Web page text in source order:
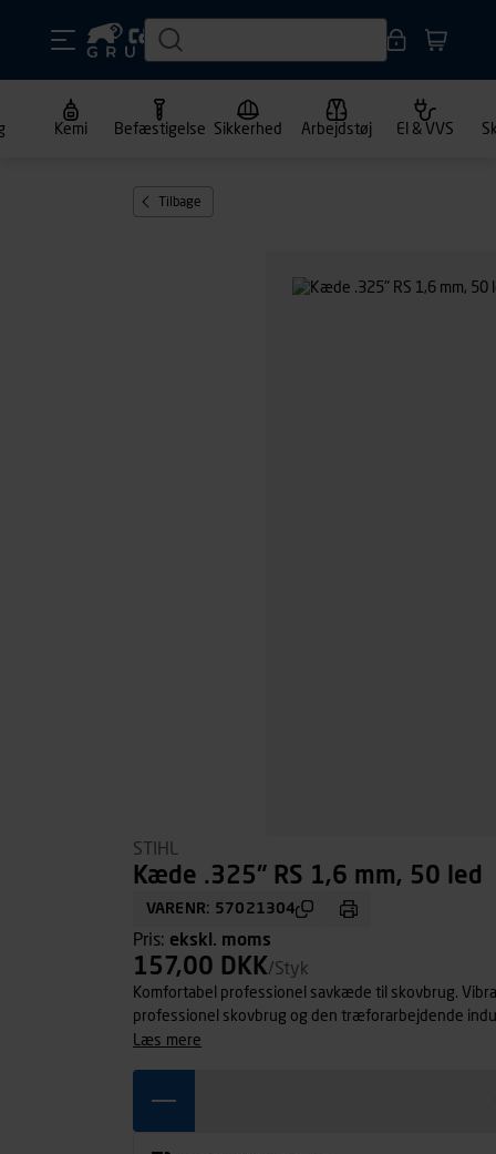
Kemi Befæstigelse Sikkerhed Arbejdstøj El & VVS
Tilbage
STIHL
Kæde .325" RS 1,6 mm, 50 led
VARENR: 57021304
Pris: ekskl. moms
157,00 DKK/Styk
Komfortabel professionel savkæde til skovbrug.
professionel skovbrug og den træforarbejdende
Høj skærekvalitet og lav tendens til at rasle.
læs mere